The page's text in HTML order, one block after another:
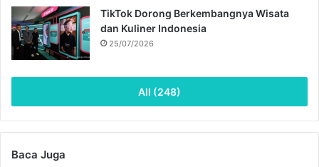
TikTok Dorong Berkembangnya Wisata
dan Kuliner Indonesia
25/07/2026
All (248)
Baca Juga